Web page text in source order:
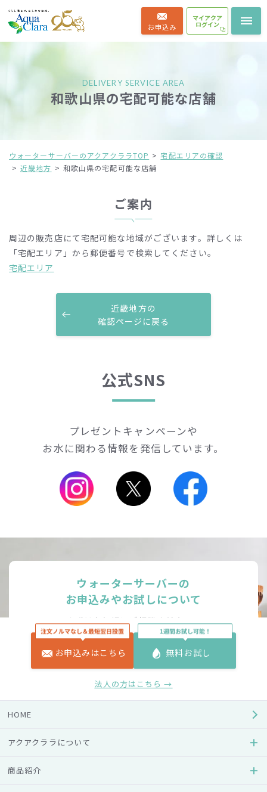
お申込み
マイアクア
ログイン
DELIVERY SERVICE AREA
和歌山県の宅配可能な店舗
ウォーターサーバーのアクアクララTOP
宅配エリアの確認
近畿地方
和歌山県の宅配可能な店舗
ご案内
周辺の販売店にて宅配可能な地域がございます。 詳しくは
「宅配エリア」から郵便番号で検索してください。
宅配エリア
近畿地方の
確認ページに戻る
公式SNS
プレゼントキャンペーンや
お水に関わる情報を発信しています。
お申込みはこちら 無料お試し
法人の方はこちら →
HOME
アクアクララについて
商品紹介
ウォーターサーバーの
お申込みやお試しについて
まずはお気軽にご相談ください。
無料お試し
お申込みはこちら